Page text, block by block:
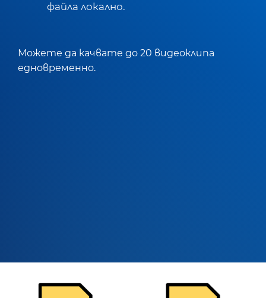
файла локално.
Можете да качвате до 20 видеоклипа
едновременно.